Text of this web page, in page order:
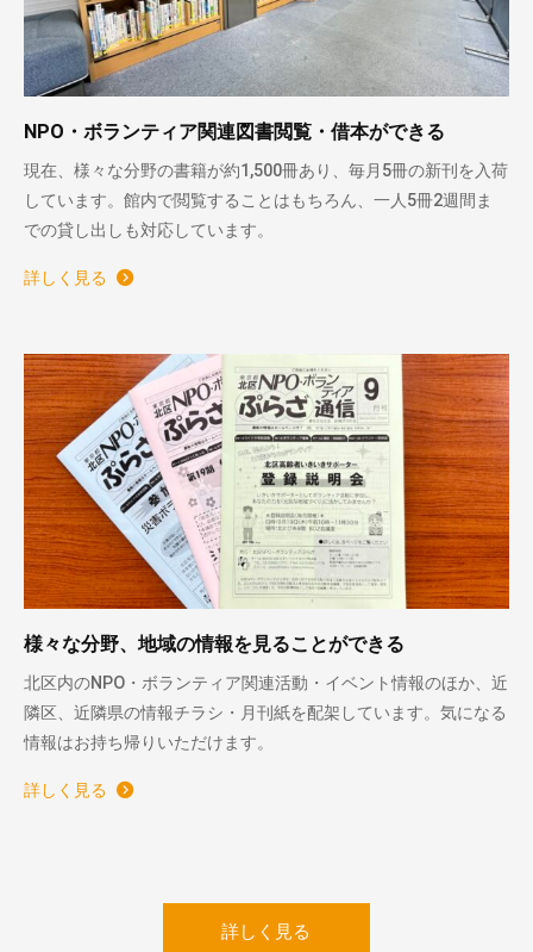
NPO・ボランティア関連図書閲覧・借本ができる
現在、様々な分野の書籍が約1,500冊あり、毎月5冊の新刊を入荷
しています。館内で閲覧することはもちろん、一人5冊2週間ま
での貸し出しも対応しています。
詳しく見る
様々な分野、地域の情報を見ることができる
北区内のNPO・ボランティア関連活動・イベント情報のほか、近
隣区、近隣県の情報チラシ・月刊紙を配架しています。気になる
情報はお持ち帰りいただけます。
詳しく見る
詳しく見る